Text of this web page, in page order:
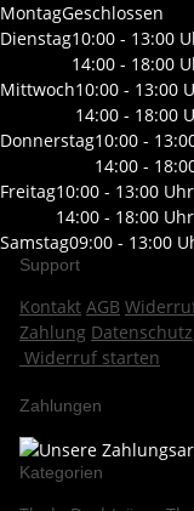
MontagGeschlossen
Dienstag10:00 - 13:00
14:00 - 18:00
Mittwoch10:00 - 13:00
14:00 - 18:00
Donnerstag10:00 -
14:00 -
Freitag10:00 - 13:00 Uhr
14:00 - 18:00 Uhr
Samstag09:00 - 13:00
Support
Kontakt AGB
Zahlung Datenschutz
Widerruf starten
Zahlungen
Kategorien